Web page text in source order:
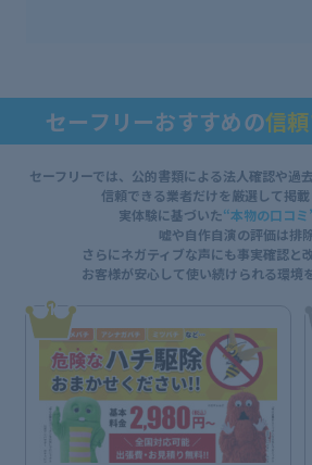
セーフリーおすすめの信
セーフリーでは、公的書類による法人確認や過
信頼できる業者だけを厳選して掲載
実体験に基づいた“本物の口コミ
嘘や自作自演の評価は排除
さらにネガティブな声にも事実確認と
お客様が安心して使い続けられる環境
1